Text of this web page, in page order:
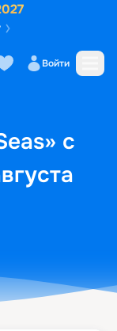
Войти
с
Маршрут и